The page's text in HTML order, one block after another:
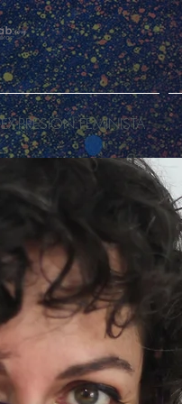
EX-PRESIÓN FEMINISTA